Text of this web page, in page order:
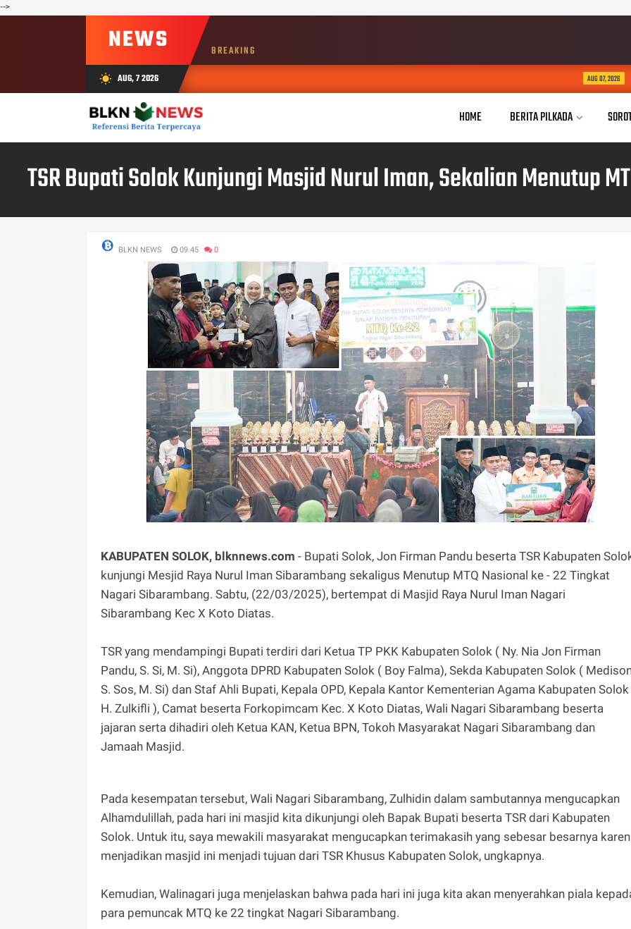
-->
NEWS BREAKING
wb_sunny AUG, 7 2026 Ketua TP PKK
HOME BERITA PILKADA
TSR Bupati Solok Kunjungi Masjid Nurul Iman, Sekalian Menutup
BLKN NEWS 09.45 0
KABUPATEN SOLOK, blknnews.com - Bupati Solok, Jon Firman Pandu beserta TSR Kabupaten
kunjungi Mesjid Raya Nurul Iman Sibarambang sekaligus Menutup MTQ Nasional ke - 22 Tingkat
Nagari Sibarambang. Sabtu, (22/03/2025), bertempat di Masjid Raya Nurul Iman Nagari
Sibarambang Kec X Koto Diatas.
TSR yang mendampingi Bupati terdiri dari Ketua TP PKK Kabupaten Solok ( Ny. Nia Jon Firman
Pandu, S. Si, M. Si), Anggota DPRD Kabupaten Solok ( Boy Falma), Sekda Kabupaten Solok (
S. Sos, M. Si) dan Staf Ahli Bupati, Kepala OPD, Kepala Kantor Kementerian Agama Kabupaten
H. Zulkifli ), Camat beserta Forkopimcam Kec. X Koto Diatas, Wali Nagari Sibarambang beserta
jajaran serta dihadiri oleh Ketua KAN, Ketua BPN, Tokoh Masyarakat Nagari Sibarambang dan
Jamaah Masjid.
Pada kesempatan tersebut, Wali Nagari Sibarambang, Zulhidin dalam sambutannya mengucapkan
Alhamdulillah, pada hari ini masjid kita dikunjungi oleh Bapak Bupati beserta TSR dari Kabupaten
Solok. Untuk itu, saya mewakili masyarakat mengucapkan terimakasih yang sebesar besarnya
menjadikan masjid ini menjadi tujuan dari TSR Khusus Kabupaten Solok, ungkapnya.
Kemudian, Walinagari juga menjelaskan bahwa pada hari ini juga kita akan menyerahkan piala
para pemuncak MTQ ke 22 tingkat Nagari Sibarambang.